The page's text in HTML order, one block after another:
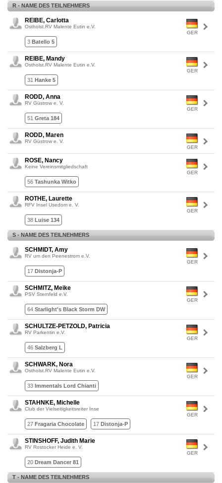
R - NAME DES TEILNEHMERS
GER
REIBE, Carlotta
Ostholst.RV Malente Eutin e.V.
3 Batello 5
GER
REIBE, Mandy
Ostholst.RV Malente Eutin e.V.
31 Hanke 5
GER
RODD, Anna
RV Güstrow e. V.
51 Greta 184
GER
RODD, Maren
RV Güstrow e. V.
GER
ROSE, Nancy
Keine Vereinsmitgliedschaft
56 Tashunka Witko
GER
ROTHE, Laurette
RFV Insel Usedom e. V.
38 Luise 134
S - NAME DES TEILNEHMERS
GER
SCHMIDT, Amy
RV um den Peenestrom e.V.
17 Distonja-P
GER
SCHMITZ, Meike
PSV Sternfeld e.V.
64 Starlight's Black Storm DW
GER
SCHULTZE-PETZOLD, Patricia
RV Parkentin e.V.
46 Salzberg L
GER
SCHWARK, Nora
Ostholst.RV Malente Eutin e.V.
33 Immentals Lord Chianti
GER
STAHNKE, Michelle
Club der Vielseitigkeitsreiter Inse
27 Fragaria Chocolate 17 Distonja-P
GER
STINSHOFF, Judith Marie
RV Rostocker Heide e. V.
20 Dream Dancer 81
T - NAME DES TEILNEHMERS